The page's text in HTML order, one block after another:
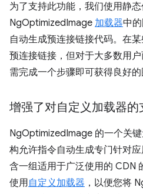
为了支持此功能，我们使用静
NgOptimizedImage 加载器中
自动生成预连接链接代码。在
预连接链接，但对于大多数用
需完成一个步骤即可获得良好的
增强了对自定义加载器的
NgOptimizedImage 的一个关
构允许指令自动生成专门针对
含一组适用于广泛使用的 CDN
使用自定义加载器 ，以便您将